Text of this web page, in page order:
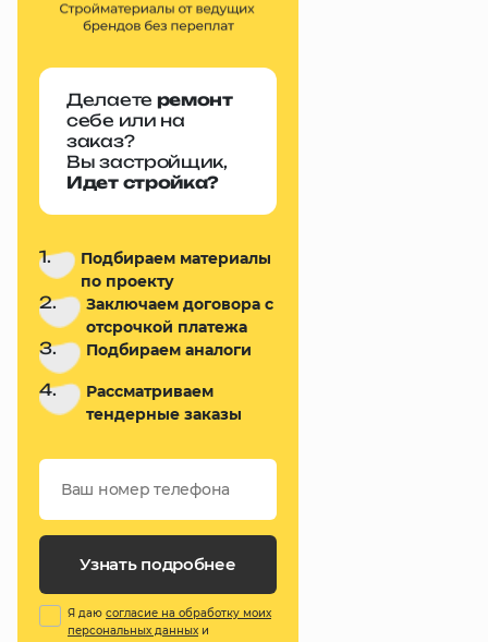
Делаете ремонт
себе или на
заказ?
Вы застройщик,
Идет стройка?
1.
Подбираем материалы
по проекту
2.
Заключаем договора с
отсрочкой платежа
3. Подбираем аналоги
4.
Рассматриваем
тендерные заказы
Узнать подробнее
Я даю согласие на обработку моих
персональных данных и